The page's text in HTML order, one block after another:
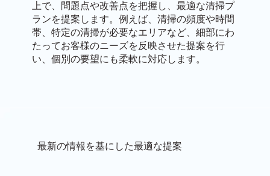
上で、問題点や改善点を把握し、最適な清掃プ
ランを提案します。例えば、清掃の頻度や時間
帯、特定の清掃が必要なエリアなど、細部にわ
たってお客様のニーズを反映させた提案を行
い、個別の要望にも柔軟に対応します。
最新の情報を基にした最適な提案